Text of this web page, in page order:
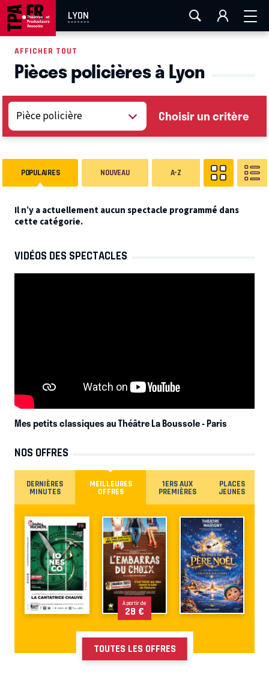
LYON
AIX-MARSEILLE LA ROCHELLE
EN TOURNÉE
AFFICHER TOUT
Pièces policières à Lyon
Choisir un critère
POPULAIRES NOUVEAU A-Z
Il n’y a actuellement aucun spectacle programmé dans
cette catégorie.
VIDÉOS DES SPECTACLES
Mes petits classiques au Théâtre La Boussole- Paris
NOS OFFRES
DERNIÈRES
MINUTES
MEILLEURES
OFFRES
1ERS AUX
PREMIÈRES
PLACES
JEUNES
À partir de
28 €
TOUTES LES OFFRES